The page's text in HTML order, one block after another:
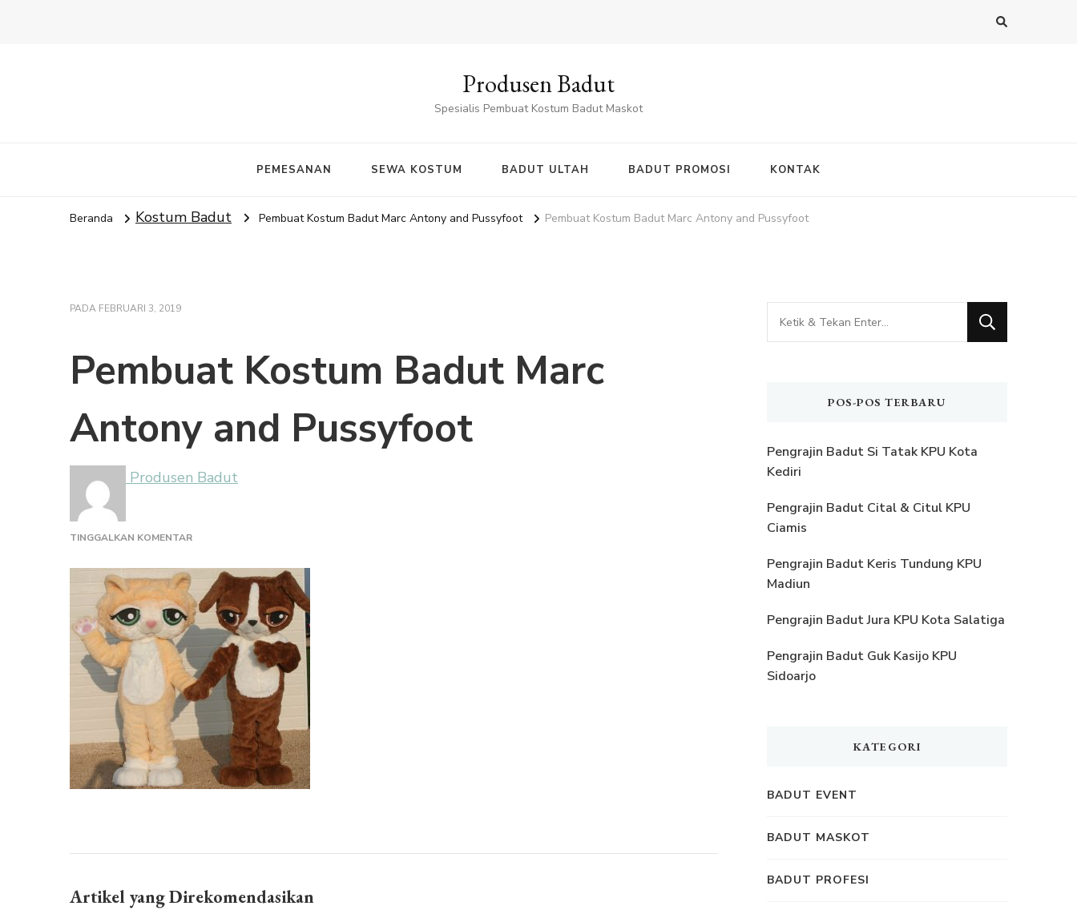
Produsen Badut
Spesialis Pembuat Kostum Badut Maskot
PEMESANAN SEWA KOSTUM BADUT ULTAH BADUT PROMOSI KONTAK
Beranda Kostum Badut Pembuat Kostum Badut Marc Antony and Pussyfoot Pembuat Kostum Badut Marc Antony and Pussyfoot
PADA FEBRUARI 3, 2019
Pembuat Kostum Badut Marc
Antony and Pussyfoot
Produsen Badut
TINGGALKAN KOMENTARPADA
KOSTUM
BADUT
MARC
ANTONY
PUSSYFOOT
Artikel yang Direkomendasikan
Mencari
Sesuatu?
POS-POS TERBARU
Pengrajin Badut Si Tatak KPU Kota
Kediri
Pengrajin Badut Cital & Citul KPU
Ciamis
Pengrajin Badut Keris Tundung KPU
Madiun
Pengrajin Badut Jura KPU Kota Salatiga
Pengrajin Badut Guk Kasijo KPU
Sidoarjo
KATEGORI
BADUT EVENT
BADUT MASKOT
BADUT PROFESI